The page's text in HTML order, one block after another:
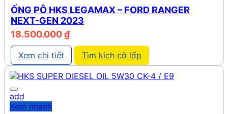
ỐNG PÔ HKS LEGAMAX – FORD RANGER
NEXT-GEN 2023
18.500.000₫
Xem chi tiết Tìm kích cỡ lốp
add
Xem nhanh